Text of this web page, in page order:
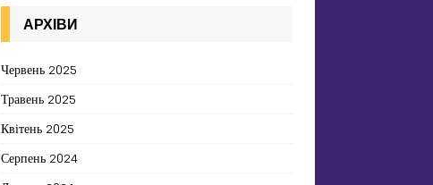
АРХІВИ
Червень 2025
Травень 2025
Квітень 2025
Серпень 2024